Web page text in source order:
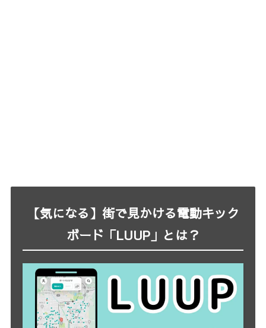
【気になる】街で見かける電動キック
ボード「LUUP」とは？